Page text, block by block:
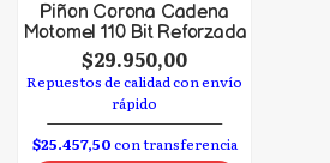
Piñon Corona Cadena
Motomel 110 Bit Reforzada
$29.950,00
Repuestos de calidad con envío
rápido
$25.457,50con transferencia